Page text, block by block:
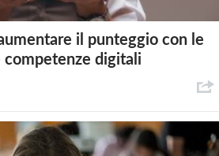
il punteggio con le
digitali